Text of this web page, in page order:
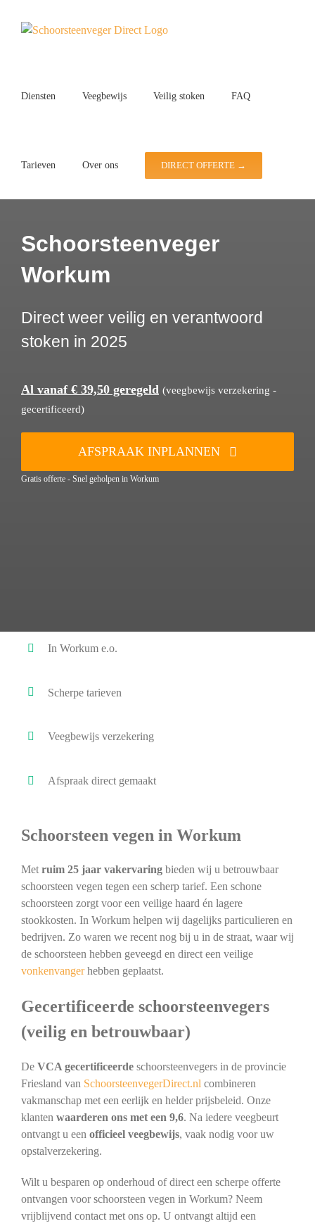
Diensten Veegbewijs Veilig stoken FAQ
Tarieven Over ons DIRECT OFFERTE →
Schoorsteenveger
Workum
Direct weer veilig en verantwoord
stoken in 2025
Al vanaf € 39,50 geregeld (veegbewijs verzekering -
gecertificeerd)
AFSPRAAK INPLANNEN
Gratis offerte - Snel geholpen in Workum
In Workum e.o.
Scherpe tarieven
Veegbewijs verzekering
Afspraak direct gemaakt
Schoorsteen vegen in Workum
Metruim 25 jaar vakervaringbieden wij u betrouwbaar
schoorsteen vegen tegen een scherp tarief. Een schone
schoorsteen zorgt voor een veilige haard én lagere
stookkosten. In Workum helpen wij dagelijks particulieren en
bedrijven. Zo waren we recent nog bij u in de straat, waar wij
de schoorsteen hebben geveegd en direct een veilige
vonkenvangerhebben geplaatst.
Gecertificeerde schoorsteenvegers
(veilig en betrouwbaar)
De VCA gecertificeerdeschoorsteenvegers in de provincie
Friesland van SchoorsteenvegerDirect.nl combineren
vakmanschap met een eerlijk en helder prijsbeleid. Onze
klanten waarderen ons met een 9,6. Na iedere veegbeurt
ontvangt u een officieel veegbewijs, vaak nodig voor uw
opstalverzekering.
Wilt u besparen op onderhoud of direct een scherpe offerte
ontvangen voor schoorsteen vegen in Workum? Neem
vrijblijvend contact met ons op. U ontvangt altijd een